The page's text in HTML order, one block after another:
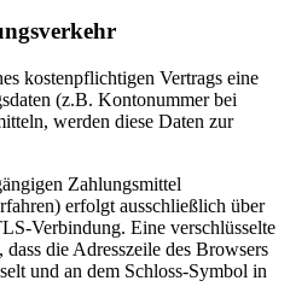
kostenpflichtigen Vertrags eine
(z.B. Kontonummer bei
werden diese Daten zur
Zahlungsmittel
erfolgt ausschließlich über
Verbindung. Eine verschlüsselte
die Adresszeile des Browsers
und an dem Schloss-Symbol in